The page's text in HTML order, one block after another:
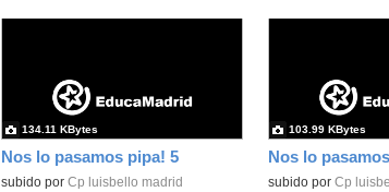
Nos lo pasamos pipa! 5
subido por Cp luisbello madrid
134.11 KBytes
Nos lo
subido por Cp
103.99 KBytes